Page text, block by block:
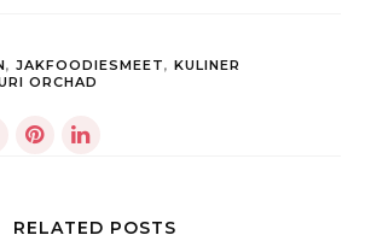
, JAKFOODIESMEET, KULINER
ORCHAD
RELATED POSTS